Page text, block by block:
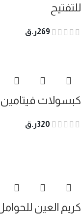
للتفتيح
269ر.ق
كبسولات
320ر.ق
كريم العين